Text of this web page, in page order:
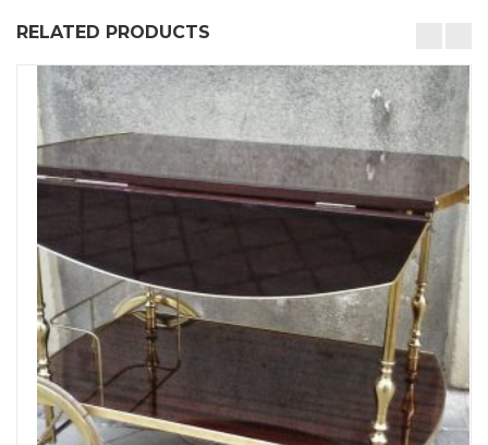
RELATED PRODUCTS